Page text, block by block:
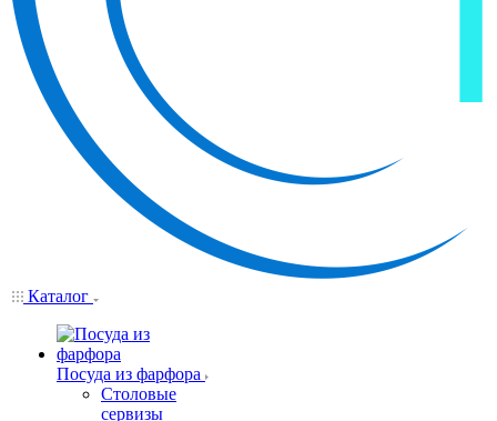
Каталог
Посуда из фарфора
Столовые
сервизы